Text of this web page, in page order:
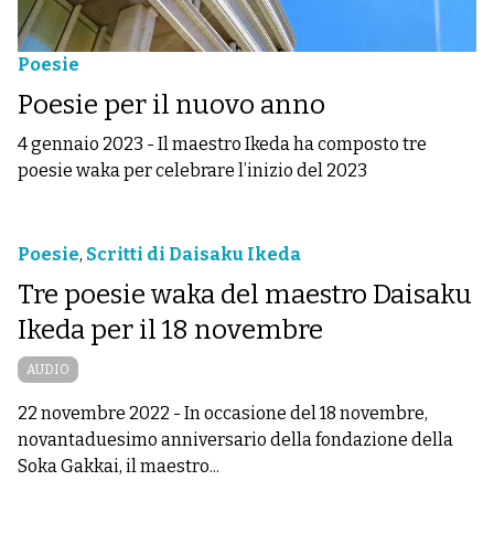
Poesie
Poesie per il nuovo anno
4 gennaio 2023 - Il maestro Ikeda ha composto tre
poesie waka per celebrare l’inizio del 2023
Poesie, Scritti di Daisaku Ikeda
Tre poesie waka del maestro Daisaku
Ikeda per il 18 novembre
AUDIO
22 novembre 2022 - In occasione del 18 novembre,
novantaduesimo anniversario della fondazione della
Soka Gakkai, il maestro...